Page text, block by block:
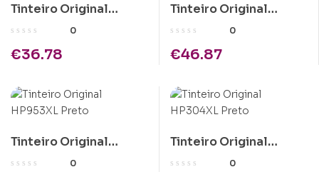
Tinteiro Original
HP304XL Tricolor
0
€36.78
Tinteiro Original
HP953XL Magenta
0
€46.87
Tinteiro Original
HP953XL Preto
0
Tinteiro Original
HP304XL Preto
0